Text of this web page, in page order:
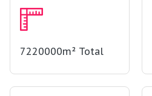
7220000m² Total